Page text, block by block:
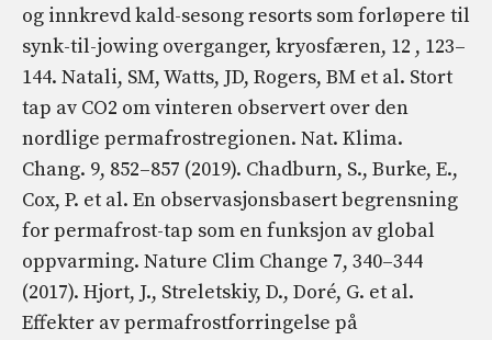
og innkrevd kald-sesong resorts som forløpere til
synk-til-jowing overganger, kryosfæren, 12 , 123–
144. Natali, SM, Watts, JD, Rogers, BM et al. Stort
tap av CO2 om vinteren observert over den
nordlige permafrostregionen. Nat. Klima.
Chang. 9, 852–857 (2019). Chadburn, S., Burke, E.,
Cox, P. et al. En observasjonsbasert begrensning
for permafrost-tap som en funksjon av global
oppvarming. Nature Clim Change 7, 340–344
(2017). Hjort, J., Streletskiy, D., Doré, G. et al.
Effekter av permafrostforringelse på